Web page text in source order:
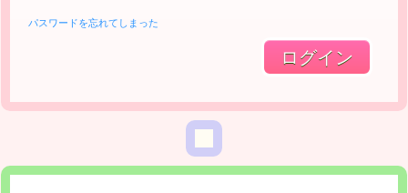
パスワードを忘れてしまった